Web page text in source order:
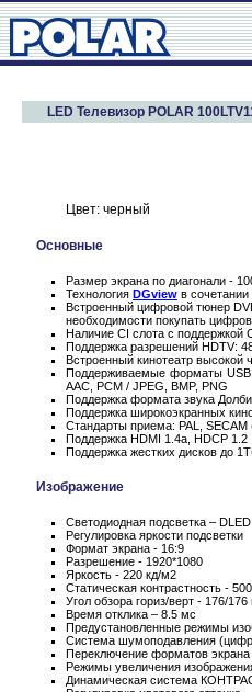
LED Телевизор POLAR
Цвет: черный
Основные
Размер экрана по диагонали -
Технология DGview в сочетании
Встроенный цифровой тюнер
необходимости покупать
Наличие CI слота с поддержкой
Поддержка разрешений HDTV:
Встроенный кинотеатр высокой
Поддерживаемые форматы USB
AAC, PCM / JPEG, BMP, PNG
Поддержка формата звука
Поддержка широкоэкранных
Стандарты приема: PAL,
Поддержка HDMI 1.4a, HDCP 1.2
Поддержка жестких дисков до
Изображение
Светодиодная подсветка – DLED
Регулировка яркости подсветки
Формат экрана - 16:9
Разрешение - 1920*1080
Яркость - 220 кд/м2
Статическая контрастность -
Угол обзора гориз/верт - 176/176
Время отклика – 8.5 мс
Предустановленные режимы
Система шумоподавления
Переключение форматов экрана
Режимы увеличения
Динамическая система